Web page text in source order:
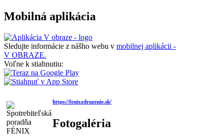
Mobilná aplikácia
Sledujte informácie z nášho webu v mobilnej aplikácii -
V OBRAZE.
Voľne k stiahnutiu:
https://fenixzdruzenie.sk/
Fotogaléria